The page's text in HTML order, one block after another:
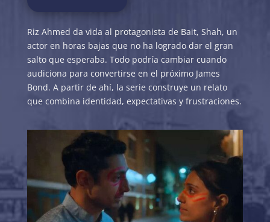
Riz Ahmed da vida al protagonista de Bait, Shah, un
actor en horas bajas que no ha logrado dar el gran
salto que esperaba. Todo podría cambiar cuando
audiciona para convertirse en el próximo James
Bond. A partir de ahí, la serie construye un relato
que combina identidad, expectativas y frustraciones.